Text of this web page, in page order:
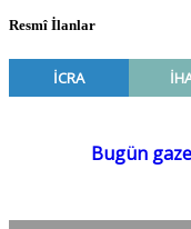
Resmî İlanlar